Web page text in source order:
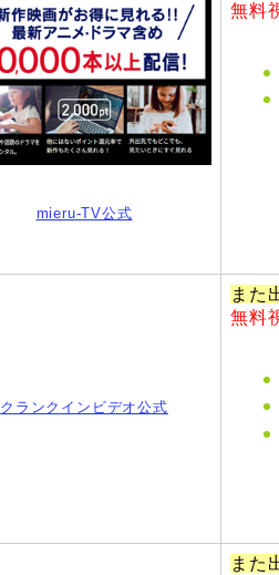
mieru-TV公式
無料
クランクインビデオ公式
また
無料
また